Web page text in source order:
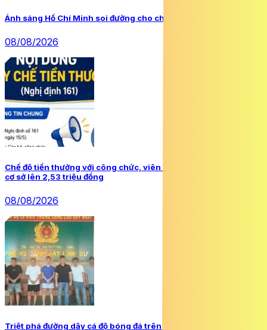
Ánh sáng Hồ Chí Minh soi đường cho chúng ta đi
08/08/2026
Chế độ tiền thưởng với công chức, viên chức sau khi tăng lương
cơ sở lên 2,53 triệu đồng
08/08/2026
Triệt phá đường dây cá độ bóng đá trên website ‘Bong88’, bắt